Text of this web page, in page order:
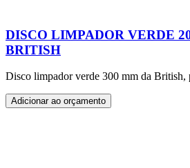
DISCO LIMPADOR VERDE
BRITISH
Disco limpador verde 300 mm da British,
Adicionar ao orçamento